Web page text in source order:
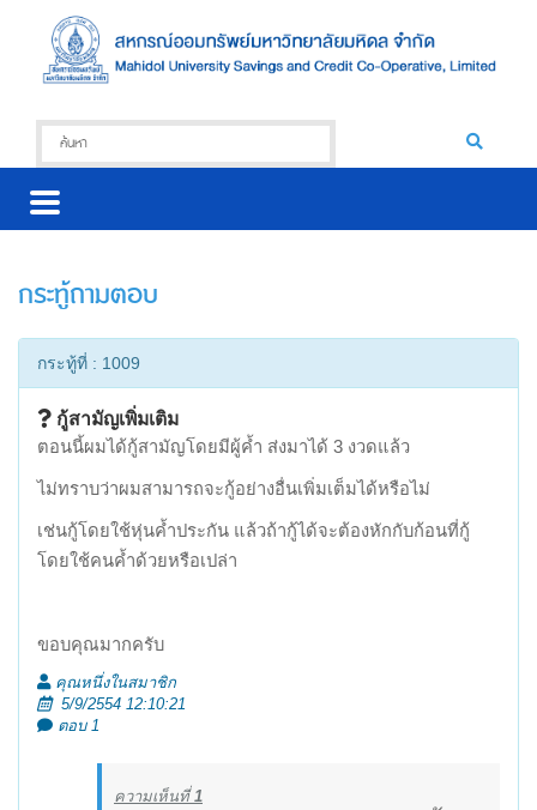
กระทู้ถามตอบ
กระทู้ที่ : 1009
กู้สามัญเพิ่มเติม
ตอนนี้ผมได้กู้สามัญโดยมีผู้ค้ำ ส่งมาได้ 3 งวดแล้ว
ไม่ทราบว่าผมสามารถจะกู้อย่างอื่นเพิ่มเต็มได้หรือไม่
เช่นกู้โดยใช้หุ่นค้ำประกัน แล้วถ้ากู้ได้จะต้องหักกับก้อนที่กู้
โดยใช้คนค้ำด้วยหรือเปล่า
ขอบคุณมากครับ
คุณหนึ่งในสมาชิก
5/9/2554 12:10:21
ตอบ 1
ความเห็นที่1